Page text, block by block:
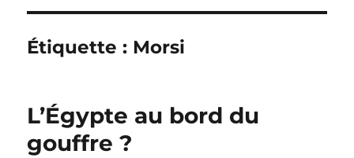
Étiquette : Morsi
L’Égypte au bord du
gouffre ?